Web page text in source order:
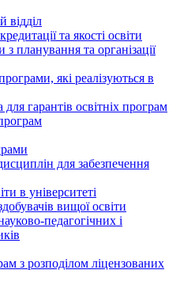
відділ
та якості освіти
планування та організації
які реалізуються в
гарантів освітніх програм
для забезпечення
в університеті
вищої освіти
педагогічних і
з розподілoм ліцензoваних